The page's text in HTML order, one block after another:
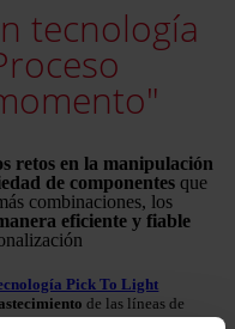
tecnología
retos en la manipulación
de componentes que
combinaciones, los
eficiente y fiable
Pick To Light
de las líneas de
, en línea con los flujos de